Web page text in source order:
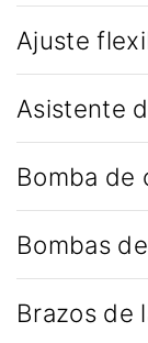
Ajuste
Asistente
Bomba de
Bombas
Brazos de